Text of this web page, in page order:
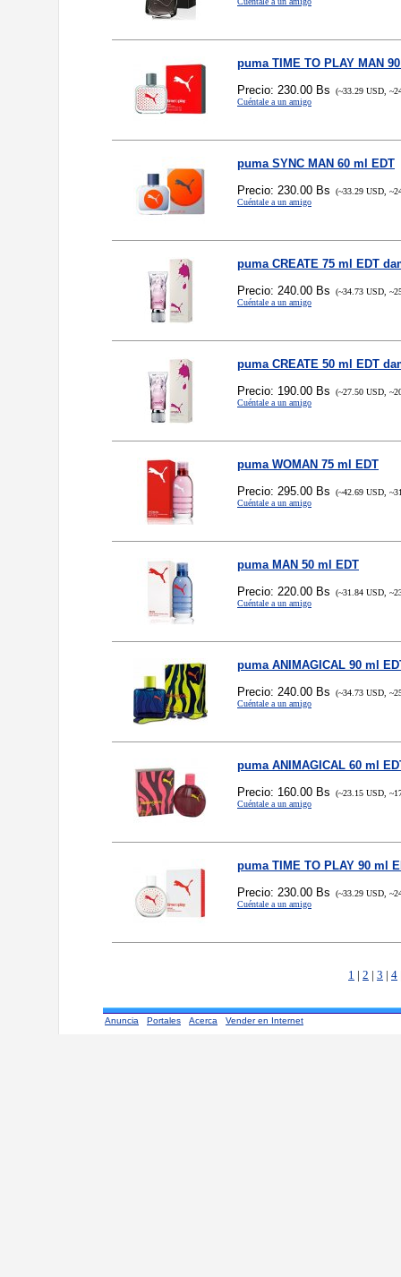
puma TIME TO PLAY MAN
Precio: 230.00 Bs (~33.29 USD,
Cuéntale a un amigo
puma SYNC MAN 60 ml EDT
Precio: 230.00 Bs (~33.29 USD,
Cuéntale a un amigo
puma CREATE 75 ml EDT
Precio: 240.00 Bs (~34.73 USD,
Cuéntale a un amigo
puma CREATE 50 ml EDT
Precio: 190.00 Bs (~27.50 USD,
Cuéntale a un amigo
puma WOMAN 75 ml EDT
Precio: 295.00 Bs (~42.69 USD,
Cuéntale a un amigo
puma MAN 50 ml EDT
Precio: 220.00 Bs (~31.84 USD,
Cuéntale a un amigo
puma ANIMAGICAL 90 ml
Precio: 240.00 Bs (~34.73 USD,
Cuéntale a un amigo
puma ANIMAGICAL 60 ml
Precio: 160.00 Bs (~23.15 USD,
Cuéntale a un amigo
puma TIME TO PLAY 90 ml
Precio: 230.00 Bs (~33.29 USD,
Cuéntale a un amigo
1 | 2 | 3 | 4
Anuncia Portales Acerca Vender en Internet